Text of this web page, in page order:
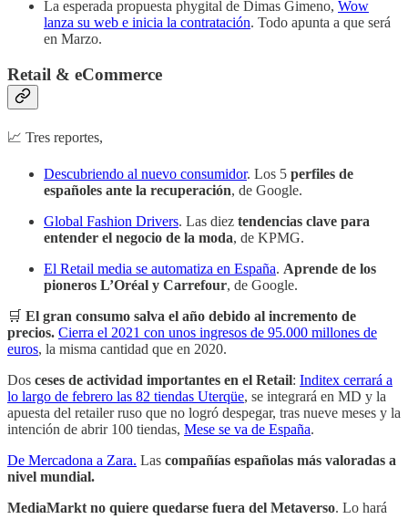
La esperada propuesta phygital de Dimas Gimeno, Wow
lanza su web e inicia la contratación. Todo apunta a que será
en Marzo.
Retail & eCommerce
📈 Tres reportes,
Descubriendo al nuevo consumidor. Los 5 perfiles de
españoles ante la recuperación, de Google.
Global Fashion Drivers. Las diez tendencias clave para
entender el negocio de la moda, de KPMG.
El Retail media se automatiza en España. Aprende de los
pioneros L’Oréal y Carrefour, de Google.
🛒 El gran consumo salva el año debido al incremento de
precios. Cierra el 2021 con unos ingresos de 95.000 millones de
euros, la misma cantidad que en 2020.
Dos ceses de actividad importantes en el Retail: Inditex cerrará a
lo largo de febrero las 82 tiendas Uterqüe, se integrará en MD y la
apuesta del retailer ruso que no logró despegar, tras nueve meses y la
intención de abrir 100 tiendas, Mese se va de España.
De Mercadona a Zara. Las compañías españolas más valoradas a
nivel mundial.
MediaMarkt no quiere quedarse fuera del Metaverso. Lo hará